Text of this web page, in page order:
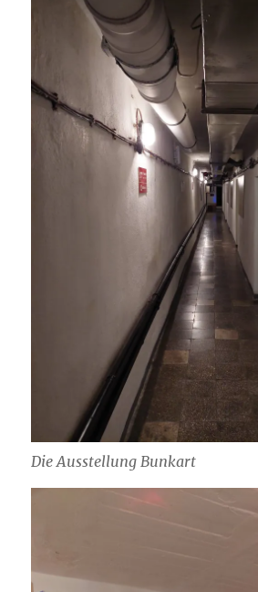
Die Ausstellung Bunkart